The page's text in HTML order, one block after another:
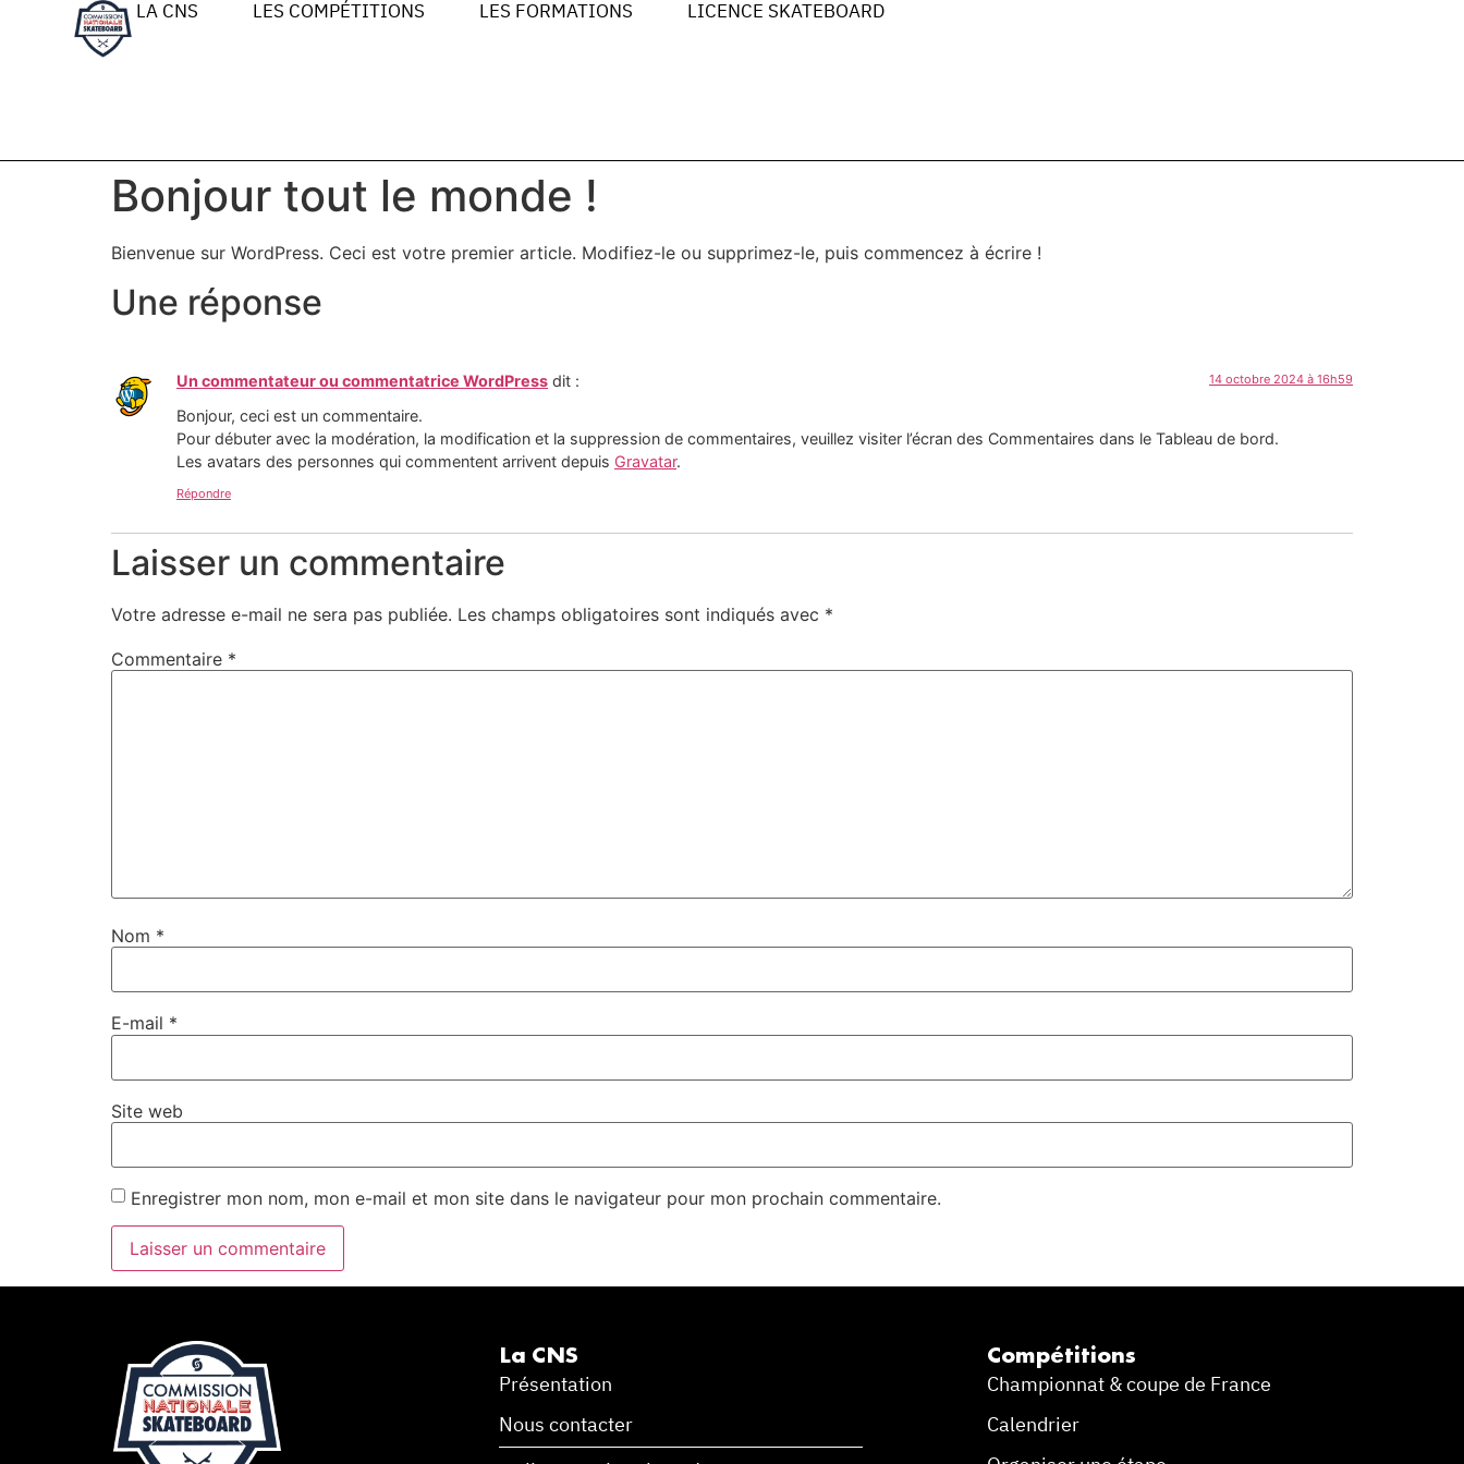
LA CNS LES COMPÉTITIONS LES FORMATIONS LICENCE SKATEBOARD
Bonjour tout le monde !
Bienvenue sur WordPress. Ceci est votre premier article. Modifiez-le ou supprimez-le, puis commencez à écrire !
Une réponse
Un commentateur ou commentatrice WordPress dit : 14 octobre 2024 à 16h59
Bonjour, ceci est un commentaire.
Pour débuter avec la modération, la modification et la suppression de commentaires, veuillez visiter l’écran des Commentaires dans le Tableau de bord.
Les avatars des personnes qui commentent arrivent depuis Gravatar.
Répondre
Laisser un commentaire
Votre adresse e-mail ne sera pas publiée. Les champs obligatoires sont indiqués avec *
Commentaire *
Nom *
E-mail *
Site web
Enregistrer mon nom, mon e-mail et mon site dans le navigateur pour mon prochain commentaire.
La CNS
Présentation
Nous contacter
Compétitions
Championnat & coupe de France
Calendrier